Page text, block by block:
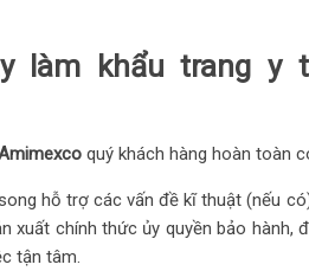
làm khẩu trang y
quý khách hàng hoàn toàn
hỗ trợ các vấn đề kĩ thuật (nếu
xuất chính thức ủy quyền bảo hành,
tận tâm.